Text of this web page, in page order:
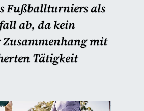
Fußballturniers als
ab, da kein
Zusammenhang mit
Tätigkeit